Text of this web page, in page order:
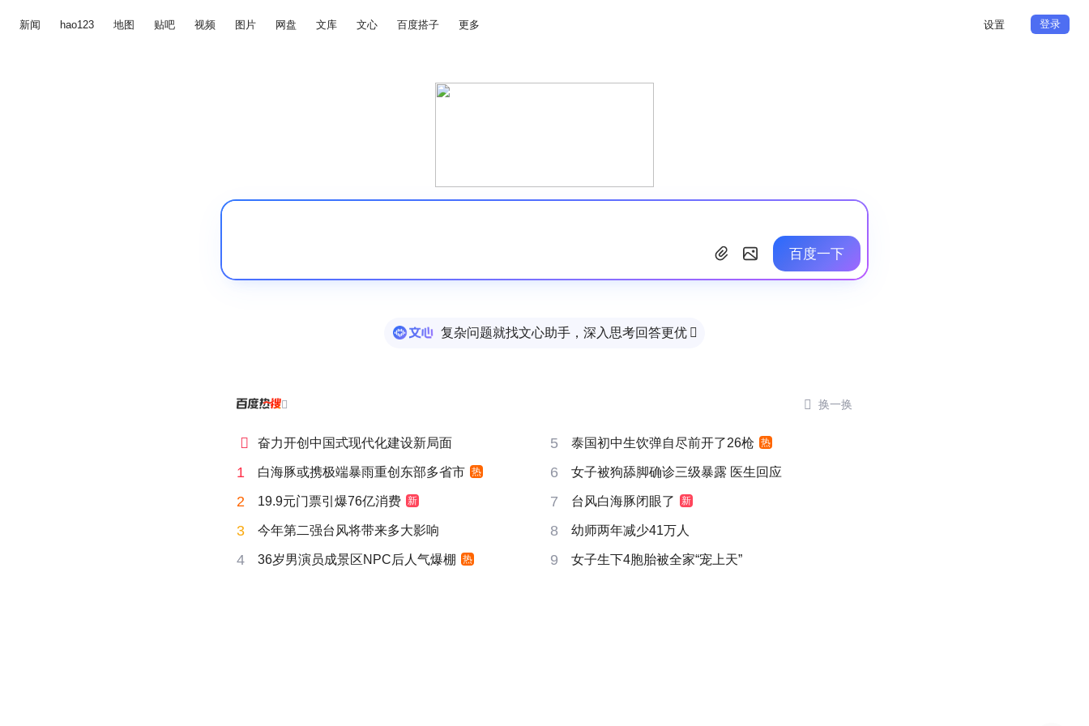
新闻 hao123 地图 贴吧 视频 图片 网盘 文库 文心 百度搭子 更多 设置 登录
百度一下
复杂问题就找文心助手，深入思考回答更优 
  换一换
 奋力开创中国式现代化建设新局面 5 泰国初中生饮弹自尽前开了26枪 热
1 白海豚或携极端暴雨重创东部多省市 热 6 女子被狗舔脚确诊三级暴露 医生回应
2 19.9元门票引爆76亿消费 新 7 台风白海豚闭眼了 新
3 今年第二强台风将带来多大影响 8 幼师两年减少41万人
4 36岁男演员成景区NPC后人气爆棚 热 9 女子生下4胞胎被全家“宠上天”